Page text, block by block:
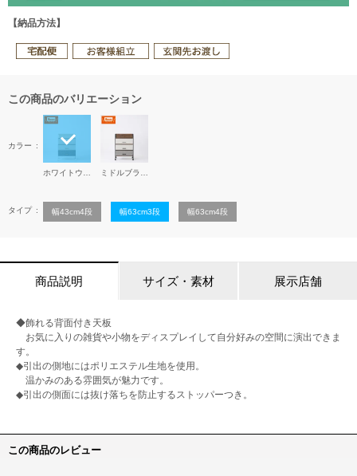
【納品方法】
この商品のバリエーション
カラー
タイプ 幅43cm4段 幅63cm3段 幅63cm4段
商品説明 サイズ・素材 展示店舗
◆飾れる背面付き天板
お気に入りの雑貨や小物をディスプレイして自分好みの空間に演出できま
す。
◆引出の側地にはポリエステル生地を使用。
温かみのある雰囲気が魅力です。
◆引出の側面には抜け落ちを防止するストッパーつき。
この商品のレビュー